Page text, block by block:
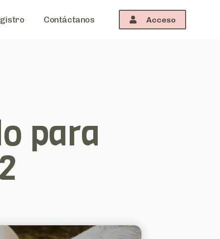
Contáctanos Acceso
para